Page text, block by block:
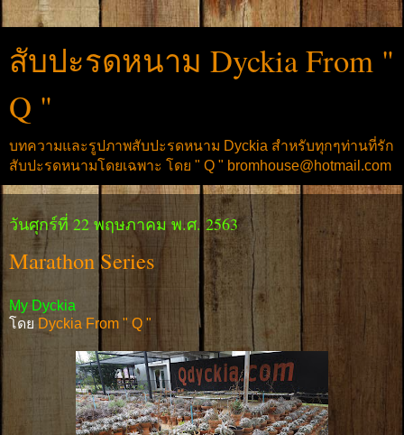
สับปะรดหนาม Dyckia From "
Q "
บทความและรูปภาพสับปะรดหนาม Dyckia สำหรับทุกๆท่านที่รัก
สับปะรดหนามโดยเฉพาะ โดย " Q " bromhouse@hotmail.com
วันศุกร์ที่ 22 พฤษภาคม พ.ศ. 2563
Marathon Series
My Dyckia
โดย Dyckia From " Q "